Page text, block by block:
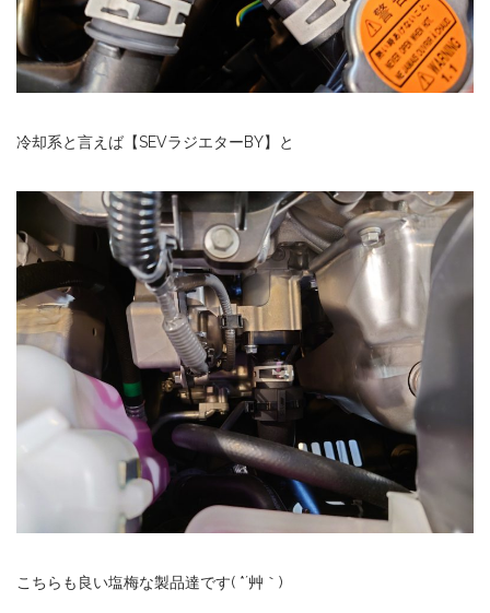
冷却系と言えば【SEVラジエターBY】と
こちらも良い塩梅な製品達です( *´艸｀)